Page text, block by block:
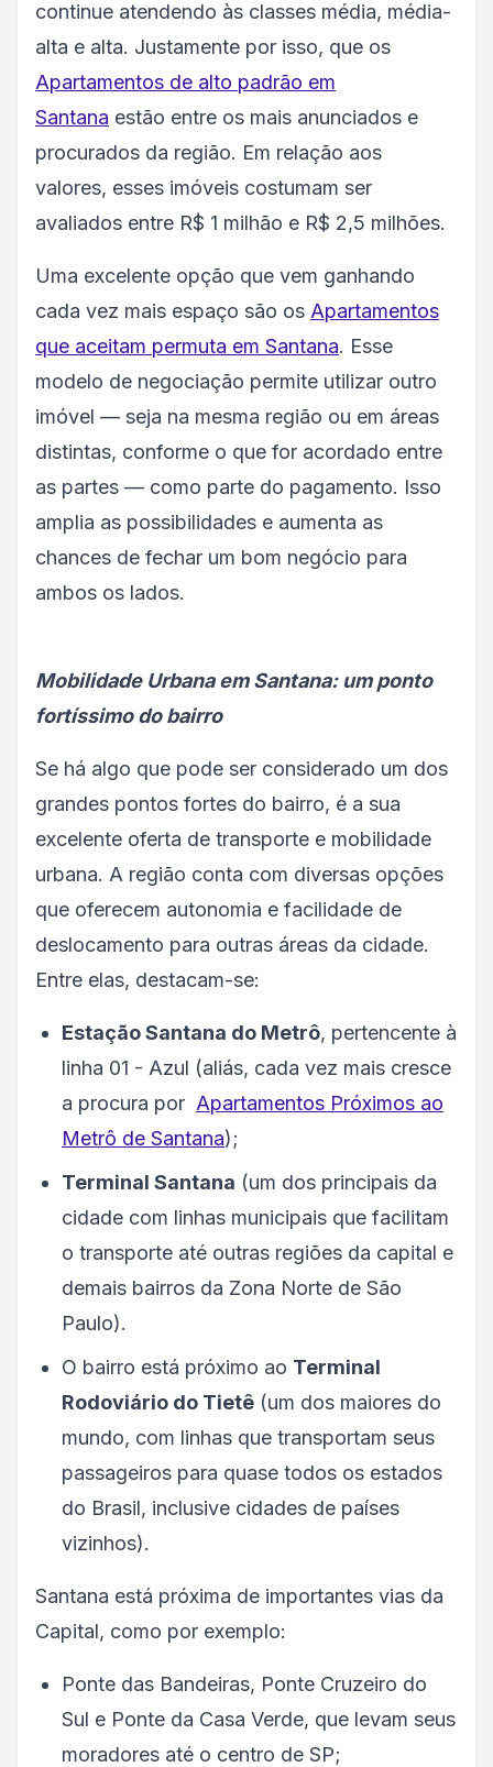
continue atendendo às classes média, média-
alta e alta. Justamente por isso, que os
Apartamentos de alto padrão em
Santana estão entre os mais anunciados e
procurados da região. Em relação aos
valores, esses imóveis costumam ser
avaliados entre R$ 1 milhão e R$ 2,5 milhões.
Uma excelente opção que vem ganhando
cada vez mais espaço são os Apartamentos
que aceitam permuta em Santana. Esse
modelo de negociação permite utilizar outro
imóvel — seja na mesma região ou em áreas
distintas, conforme o que for acordado entre
as partes — como parte do pagamento. Isso
amplia as possibilidades e aumenta as
chances de fechar um bom negócio para
ambos os lados.
Mobilidade Urbana em Santana: um ponto
fortíssimo do bairro
Se há algo que pode ser considerado um dos
grandes pontos fortes do bairro, é a sua
excelente oferta de transporte e mobilidade
urbana. A região conta com diversas opções
que oferecem autonomia e facilidade de
deslocamento para outras áreas da cidade.
Entre elas, destacam-se:
Estação Santana do Metrô, pertencente à
linha 01 - Azul (aliás, cada vez mais cresce
a procura por Apartamentos Próximos ao
Metrô de Santana);
Terminal Santana (um dos principais da
cidade com linhas municipais que facilitam
o transporte até outras regiões da capital e
demais bairros da Zona Norte de São
Paulo).
O bairro está próximo ao Terminal
Rodoviário do Tietê (um dos maiores do
mundo, com linhas que transportam seus
passageiros para quase todos os estados
do Brasil, inclusive cidades de países
vizinhos).
Santana está próxima de importantes vias da
Capital, como por exemplo:
Ponte das Bandeiras, Ponte Cruzeiro do
Sul e Ponte da Casa Verde, que levam seus
moradores até o centro de SP;